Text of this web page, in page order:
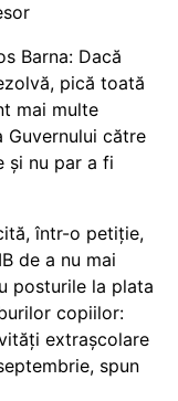
Barna: Dacă
pică toată
mai multe
Guvernului către
și nu par a fi
într-o petiție,
de a nu mai
posturile la plata
copiilor:
extrașcolare
spun